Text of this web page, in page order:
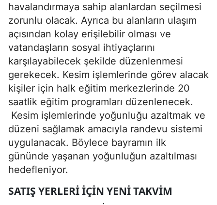
havalandırmaya sahip alanlardan seçilmesi
zorunlu olacak. Ayrıca bu alanların ulaşım
açısından kolay erişilebilir olması ve
vatandaşların sosyal ihtiyaçlarını
karşılayabilecek şekilde düzenlenmesi
gerekecek. Kesim işlemlerinde görev alacak
kişiler için halk eğitim merkezlerinde 20
saatlik eğitim programları düzenlenecek.
Kesim işlemlerinde yoğunluğu azaltmak ve
düzeni sağlamak amacıyla randevu sistemi
uygulanacak. Böylece bayramın ilk
gününde yaşanan yoğunluğun azaltılması
hedefleniyor.
SATIŞ YERLERI İÇIN YENI TAKVIM